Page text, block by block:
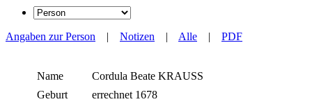
Angaben zur Person | Notizen | Alle | PDF
Name Cordula Beate KRAUSS
Geburt
errechnet 1678